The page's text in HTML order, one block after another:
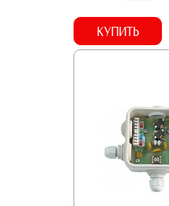
КУПИТЬ